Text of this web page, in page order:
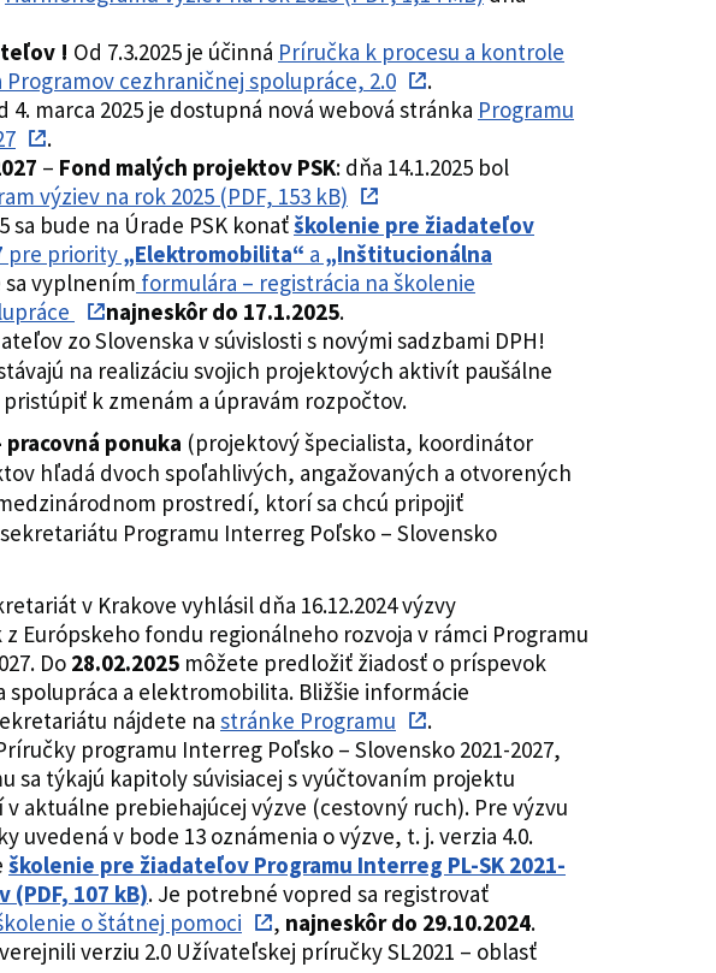
! Od 7.3.2025 je účinná Príručka k procesu a kontrole
cezhraničnej spolupráce, 2.0
.
4. marca 2025 je dostupná nová webová stránka Programu
.
– Fond malých projektov PSK: dňa 14.1.2025 bol
výziev na rok 2025 (PDF, 153 kB)
sa bude na Úrade PSK konaťškolenie pre žiadateľov
pre priority „Elektromobilita“ a „Inštitucionálna
sa vyplnením formulára – registrácia na školenie
najneskôr do 17.1.2025.
zo Slovenska v súvislosti s novými sadzbami DPH!
na realizáciu svojich projektových aktivít paušálne
k zmenám a úpravám rozpočtov.
ponuka (projektový špecialista, koordinátor
hľadá dvoch spoľahlivých, angažovaných a otvorených
prostredí, ktorí sa chcú pripojiť
Programu Interreg Poľsko – Slovensko
v Krakove vyhlásil dňa 16.12.2024 výzvy
Európskeho fondu regionálneho rozvoja v rámci Programu
Do 28.02.2025 môžete predložiť žiadosť o príspevok
a elektromobilita. Bližšie informácie
nájdete na stránke Programu
.
programu Interreg Poľsko – Slovensko 2021-2027,
sa týkajú kapitoly súvisiacej s vyúčtovaním projektu
aktuálne prebiehajúcej výzve (cestovný ruch). Pre výzvu
uvedená v bode 13 oznámenia o výzve, t. j. verzia 4.0.
školenie pre žiadateľov Programu Interreg PL-SK 2021-
107 kB). Je potrebné vopred sa registrovať
o štátnej pomoci , najneskôr do 29.10.2024.
verziu 2.0 Užívateľskej príručky SL2021 – oblasť